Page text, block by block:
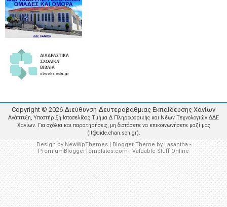
Copyright © 2026 Διεύθυνση Δευτεροβάθμιας Εκπαίδευσης Χανίων
Ανάπτυξη, Υποστήριξη Ιστοσελίδας Τμήμα Δ Πληροφορικής και Νέων Τεχνολογιών ΔΔΕ
Χανίων. Για σχόλια και παρατηρήσεις, μη διστάσετε να επικοινωνήσετε μαζί μας
(it@dide.chan.sch.gr).
Design byNewWpThemes| Blogger Theme byLasantha-
PremiumBloggerTemplates.com| Valuable Stuff Online